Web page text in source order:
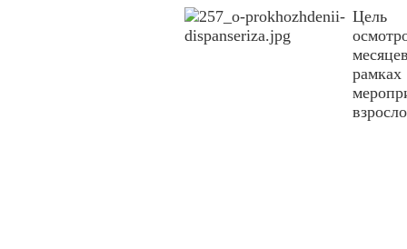
Цель